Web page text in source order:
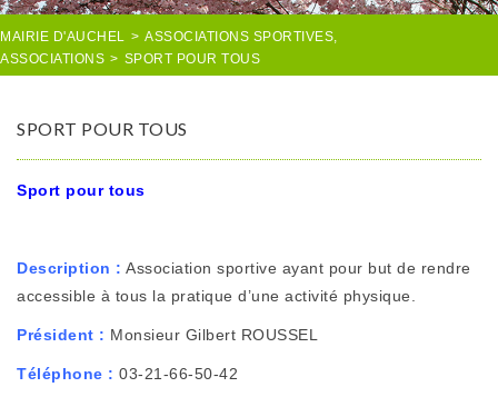
AUCHEL EN IMAGES
MAIRIE D'AUCHEL > ASSOCIATIONS SPORTIVES,
ASSOCIATIONS > SPORT POUR TOUS
SPORT POUR TOUS
Sport pour tous
Description : Association sportive ayant pour but de rendre
accessible à tous la pratique d’une activité physique.
Président : Monsieur Gilbert ROUSSEL
Téléphone : 03-21-66-50-42